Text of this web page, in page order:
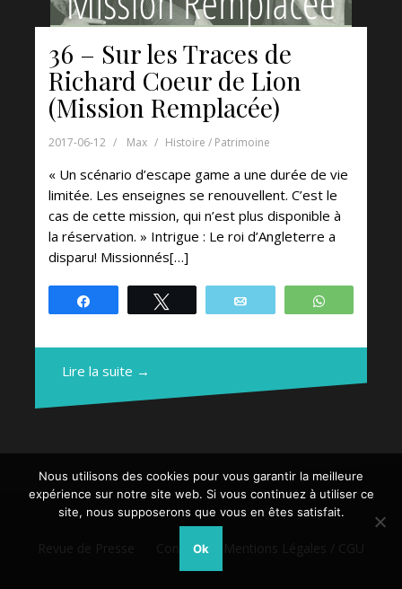
36 – Sur les Traces de
Richard Coeur de Lion
(Mission Remplacée)
2017-06-12 Max Histoire / Patrimoine
« Un scénario d’escape game a une durée de vie
limitée. Les enseignes se renouvellent. C’est le
cas de cette mission, qui n’est plus disponible à
la réservation. » Intrigue : Le roi d’Angleterre a
disparu! Missionnés[…]
Lire la suite →
Contact
Nous utilisons des cookies pour vous garantir la meilleure
expérience sur notre site web. Si vous continuez à utiliser ce
site, nous supposerons que vous en êtes satisfait.
Ok